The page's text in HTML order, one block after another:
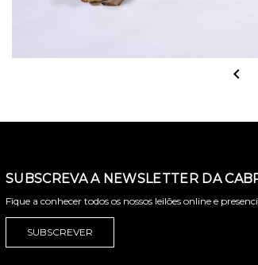
chevron_left
SUBSCREVA A NEWSLETTER DA
Fique a conhecer todos os nossos leilões online e
SUBSCREVER